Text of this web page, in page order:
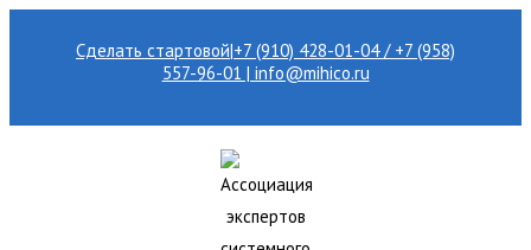
Сделать стартовой|+7 (910) 428-01-04 / +7 (958)
557-96-01 | info@mihico.ru